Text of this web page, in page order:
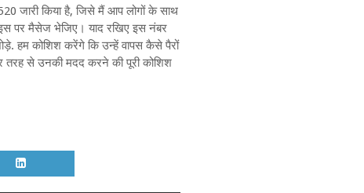
जारी किया है, जिसे मैं आप लोगों के साथ
पर मैसेज भेजिए। याद रखिए इस नंबर
हम कोशिश करेंगे कि उन्हें वापस कैसे पैरों
तरह से उनकी मदद करने की पूरी कोशिश